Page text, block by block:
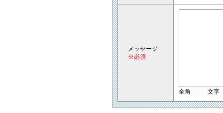
メッセージ
※必須
全角 文字